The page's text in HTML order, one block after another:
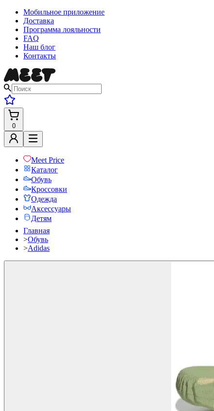
Мобильное приложение
Доставка
Программа лояльности
FAQ
Наш блог
Контакты
0
Meet Price
Каталог
Обувь
Кроссовки
Одежда
Аксессуары
Детям
Главная
>Обувь
>Adidas